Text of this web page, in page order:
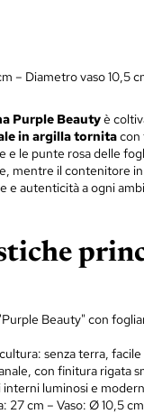
– Diametro vaso 10,5
Purple Beautyè
in argilla tornitacon
e le punte rosa delle
mentre il contenitore
e autenticità a ogni
Beauty" con
senza terra,
con finitura rigata
interni luminosi e
27 cm – Vaso: Ø 10,5 cm